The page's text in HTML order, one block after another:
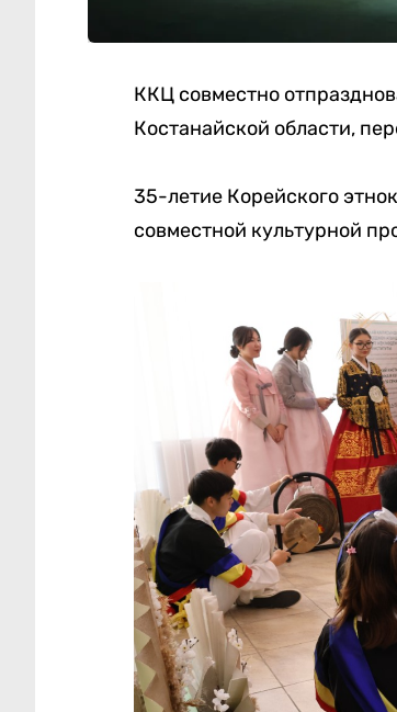
ККЦ совместно
Костанайской области,
35-летие Корейского
совместной культурной